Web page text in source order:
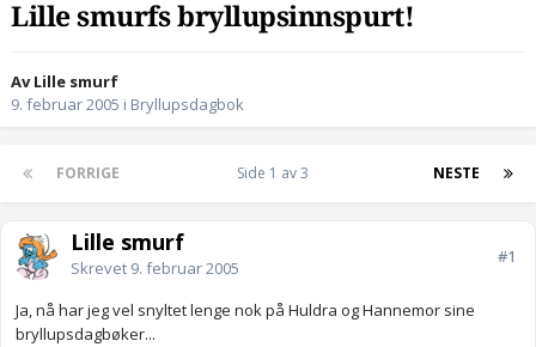
Lille smurfs bryllupsinnspurt!
Av Lille smurf
9. februar 2005 i Bryllupsdagbok
FORRIGE NESTE
Side 1 av 3
Lille smurf
Skrevet 9. februar 2005
#1
Ja, nå har jeg vel snyltet lenge nok på Huldra og Hannemor sine
bryllupsdagbøker...